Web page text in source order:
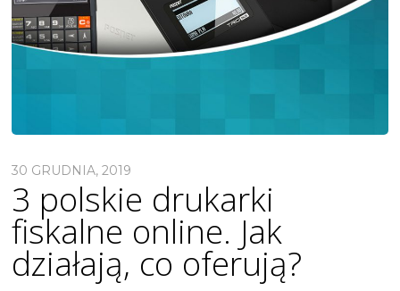
30 GRUDNIA, 2019
3 polskie drukarki
fiskalne online. Jak
działają, co oferują?